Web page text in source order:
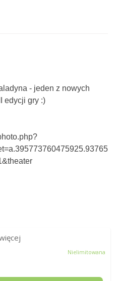
- jeden z nowych
edycji gry :)
Nielimitowana